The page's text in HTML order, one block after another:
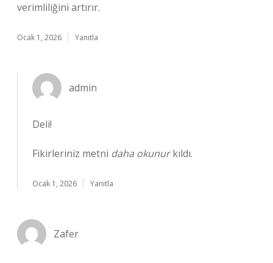
verimliliğini artırır.
Ocak 1, 2026 Yanıtla
admin
Deli!
Fikirleriniz metni daha okunurkıldı.
Ocak 1, 2026 Yanıtla
Zafer